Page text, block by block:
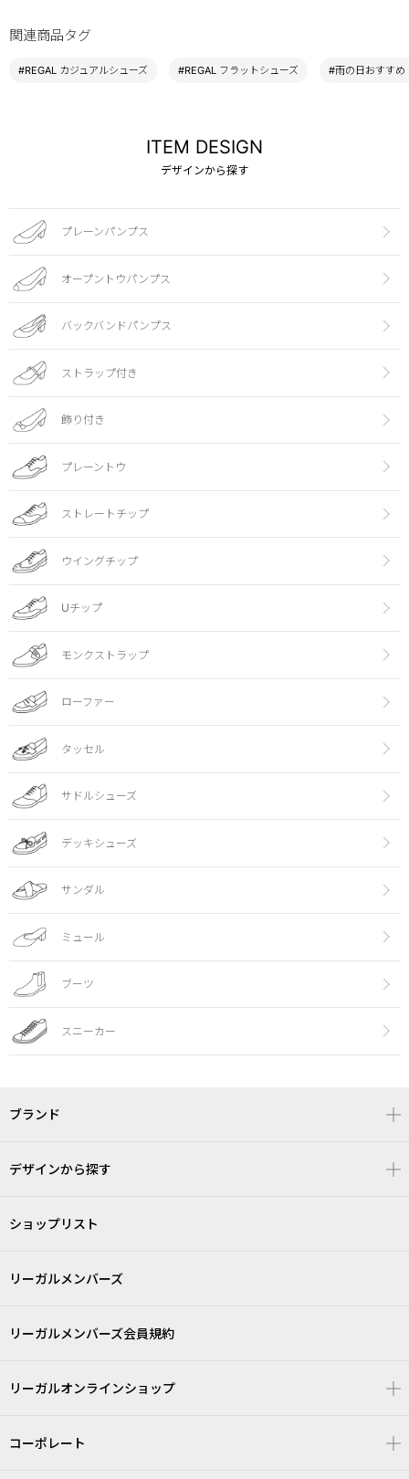
関連商品タグ
#REGAL カジュアルシューズ #REGAL フラットシューズ #雨の日おすすめ
ITEM DESIGN
デザインから探す
プレーンパンプス
オープントウパンプス
バックバンドパンプス
ストラップ付き
飾り付き
プレーントウ
ストレートチップ
ウイングチップ
Uチップ
モンクストラップ
ローファー
タッセル
サドルシューズ
デッキシューズ
サンダル
ミュール
ブーツ
スニーカー
ブランド
デザインから探す
ショップリスト
リーガルメンバーズ
リーガルメンバーズ会員規約
リーガルオンラインショップ
コーポレート